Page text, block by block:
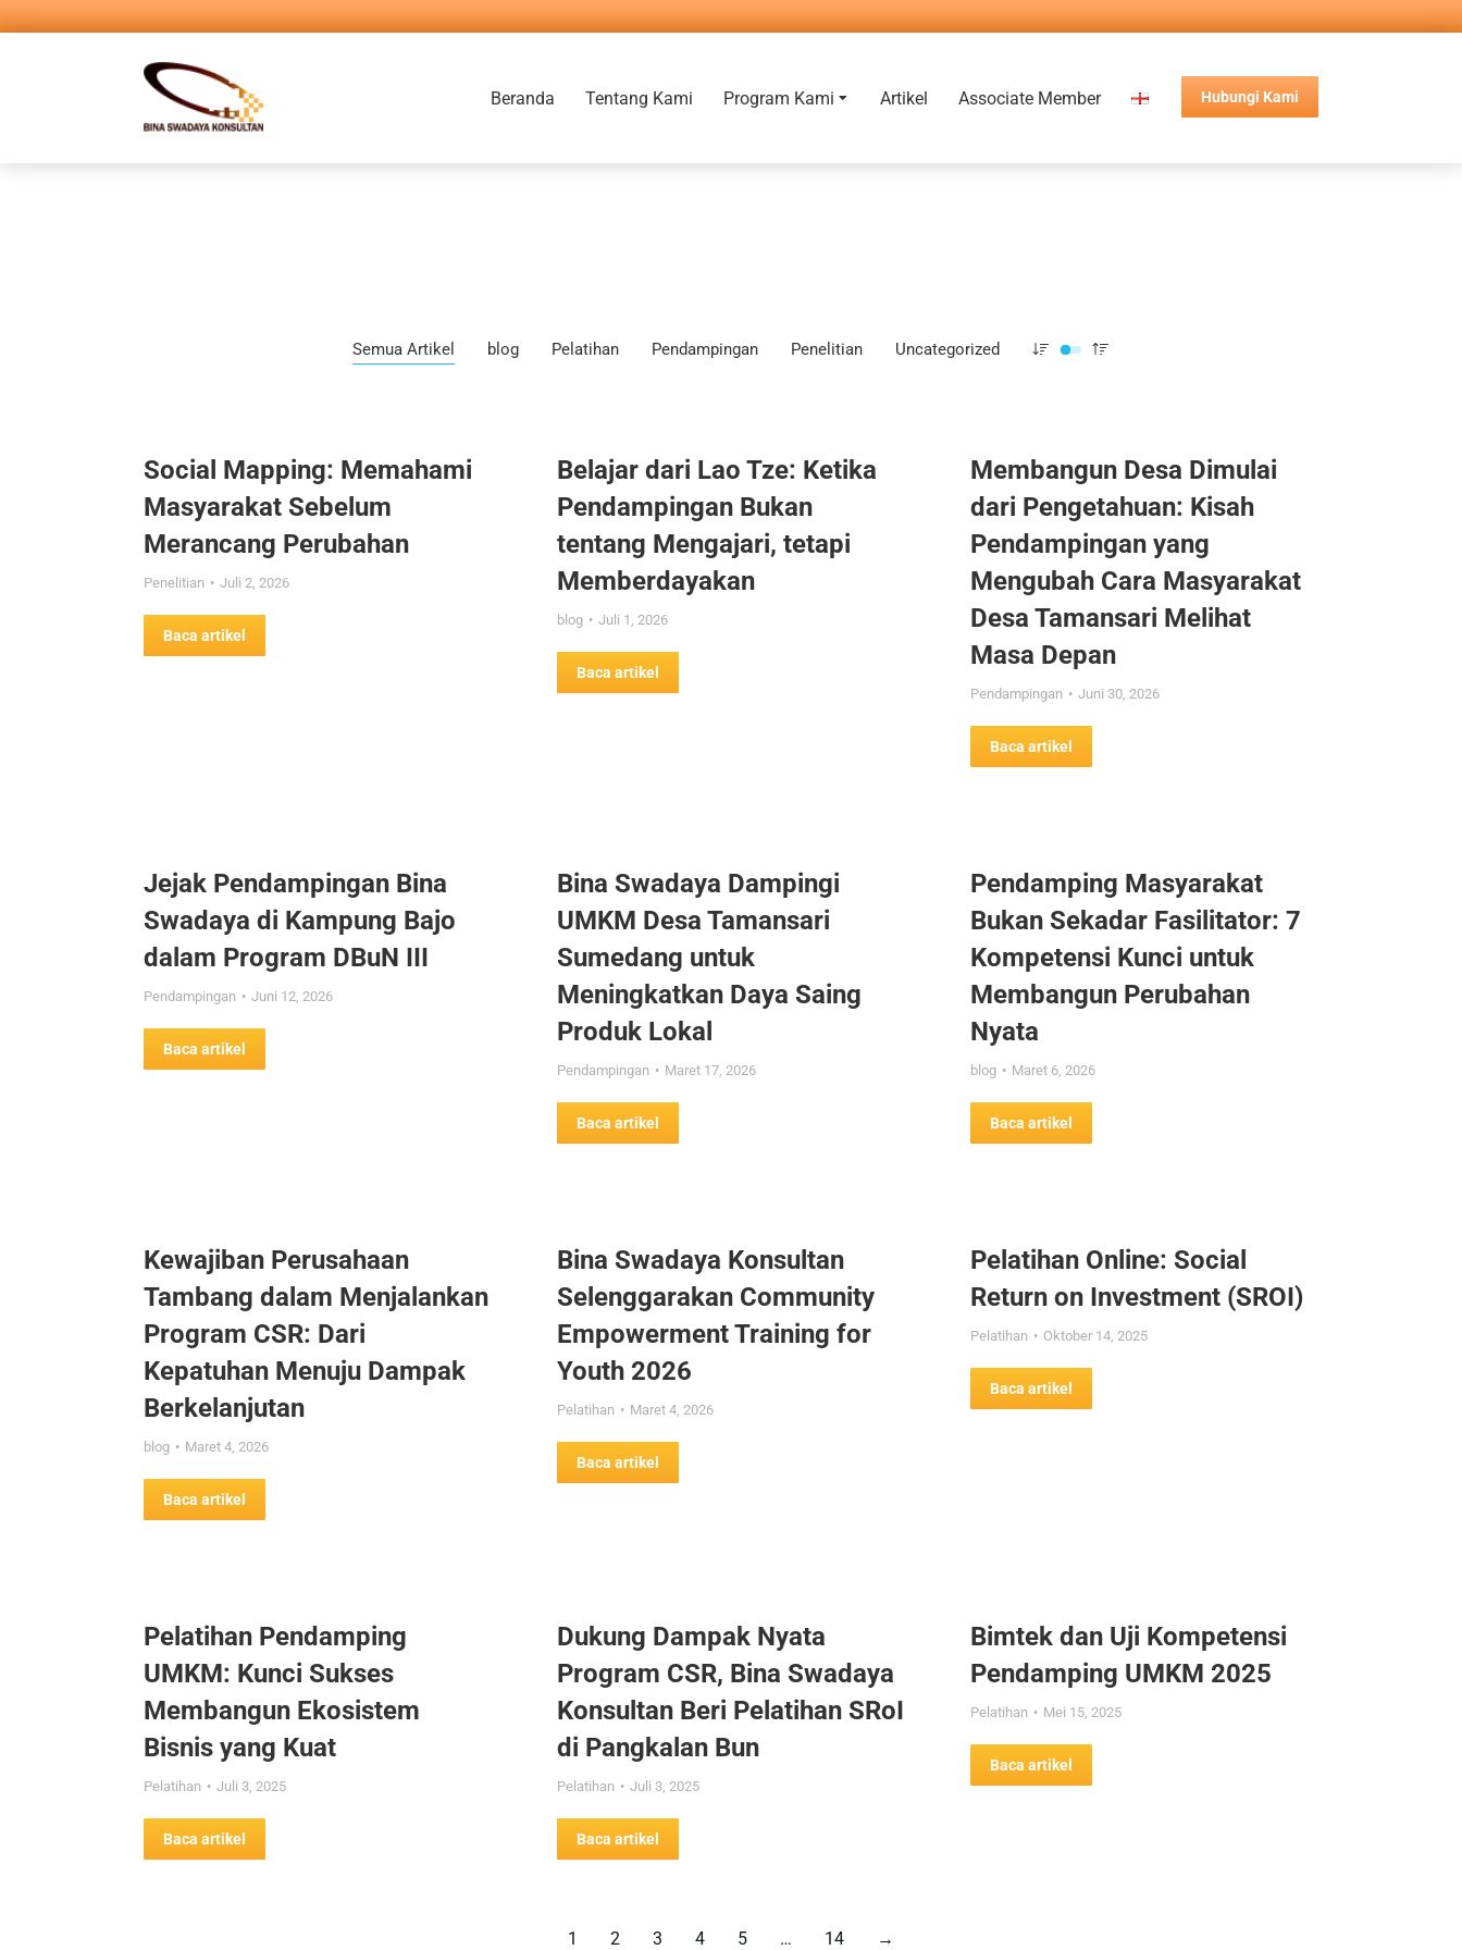
Beranda Tentang Kami Program Kami Artikel Associate Member Hubungi Kami
Semua Artikel blog Pelatihan Pendampingan Penelitian Uncategorized
Social Mapping: Memahami
Masyarakat Sebelum
Merancang Perubahan
Penelitian Juli 2, 2026
Baca artikel
Belajar dari Lao Tze: Ketika
Pendampingan Bukan
tentang Mengajari, tetapi
Memberdayakan
blog Juli 1, 2026
Baca artikel
Membangun Desa Dimulai
dari Pengetahuan: Kisah
Pendampingan yang
Mengubah Cara Masyarakat
Desa Tamansari Melihat
Masa Depan
Pendampingan Juni 30, 2026
Baca artikel
Jejak Pendampingan Bina
Swadaya di Kampung Bajo
dalam Program DBuN III
Pendampingan Juni 12, 2026
Baca artikel
Bina Swadaya Dampingi
UMKM Desa Tamansari
Sumedang untuk
Meningkatkan Daya Saing
Produk Lokal
Pendampingan Maret 17, 2026
Baca artikel
Pendamping Masyarakat
Bukan Sekadar Fasilitator: 7
Kompetensi Kunci untuk
Membangun Perubahan
Nyata
blog Maret 6, 2026
Baca artikel
Kewajiban Perusahaan
Tambang dalam Menjalankan
Program CSR: Dari
Kepatuhan Menuju Dampak
Berkelanjutan
blog Maret 4, 2026
Baca artikel
Bina Swadaya Konsultan
Selenggarakan Community
Empowerment Training for
Youth 2026
Pelatihan Maret 4, 2026
Baca artikel
Pelatihan Online: Social
Return on Investment (SROI)
Pelatihan Oktober 14, 2025
Baca artikel
Pelatihan Pendamping
UMKM: Kunci Sukses
Membangun Ekosistem
Bisnis yang Kuat
Pelatihan Juli 3, 2025
Baca artikel
Dukung Dampak Nyata
Program CSR, Bina Swadaya
Konsultan Beri Pelatihan SRoI
di Pangkalan Bun
Pelatihan Juli 3, 2025
Baca artikel
Bimtek dan Uji Kompetensi
Pendamping UMKM 2025
Pelatihan Mei 15, 2025
Baca artikel
1 2 3 4 5 … 14 →